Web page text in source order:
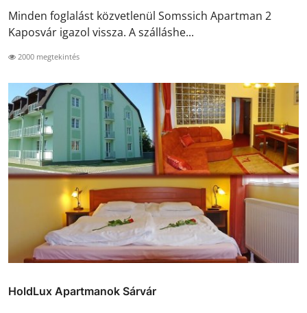
Minden foglalást közvetlenül Somssich Apartman 2
Kaposvár igazol vissza. A szálláshe...
2000 megtekintés
HoldLux Apartmanok Sárvár